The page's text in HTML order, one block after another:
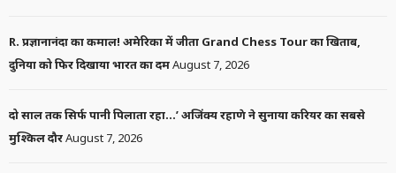
R. प्रज्ञानानंदा का कमाल! अमेरिका में जीता Grand Chess Tour का खिताब,
दुनिया को फिर दिखाया भारत का दमAugust 7, 2026
दो साल तक सिर्फ पानी पिलाता रहा…’ अजिंक्य रहाणे ने सुनाया करियर का सबसे
मुश्किल दौरAugust 7, 2026